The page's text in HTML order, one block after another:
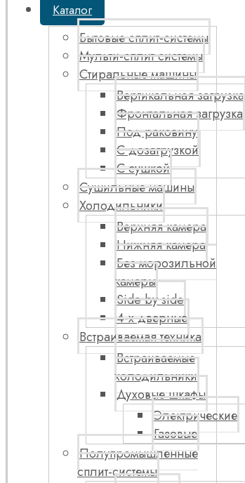
Каталог
Бытовые сплит-системы
Мульти-сплит системы
Стиральные машины
Вертикальная загрузка
Фронтальная загрузка
Под раковину
С дозагрузкой
С сушкой
Сушильные машины
Холодильники
Верхняя камера
Нижняя камера
Без морозильной
камеры
Side by side
4-х дверные
Встраиваемая техника
Встраиваемые
холодильники
Духовые шкафы
Электрические
Газовые
Полупромышленные
сплит-системы